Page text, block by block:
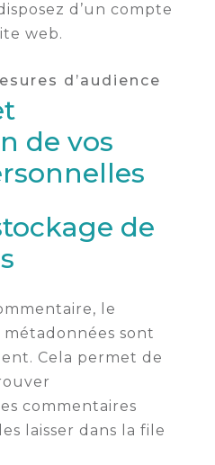
d’un compte
web.
d’audience
de vos
de
le
sont
Cela permet de
commentaires
laisser dans la file